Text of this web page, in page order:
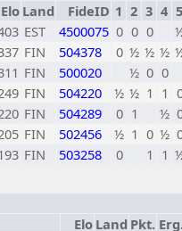
Elo Land FideID 1 2 3 4 5
EST 4500075 0 0 0
FIN 504378 0 ½ ½ ½
FIN 500020 ½ 0 0
FIN 504220 ½ ½ 1 1
FIN 504289 0 1 ½
FIN 502456 ½ 1 0 ½
FIN 503258 0 1 1
Elo Land Pkt.